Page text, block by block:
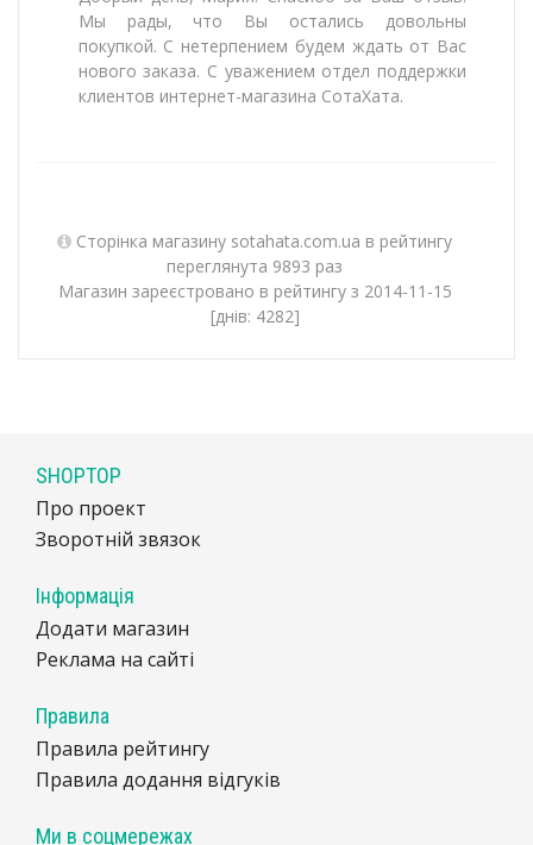
Мы рады, что Вы остались довольны
покупкой. С нетерпением будем ждать от Вас
нового заказа. С уважением отдел поддержки
клиентов интернет-магазина СотаХата.
Сторінка магазину sotahata.com.ua в рейтингу
переглянута 9893 раз
Магазин зареєстровано в рейтингу з 2014-11-15
[днів: 4282]
SHOPTOP
Про проект
Зворотній звязок
Інформація
Додати магазин
Реклама на сайті
Правила
Правила рейтингу
Правила додання відгуків
Ми в соцмережах